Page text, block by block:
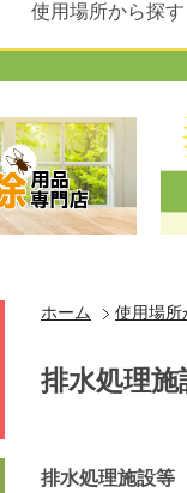
使用場所から探す
ホーム 使用場所
排水処理施
排水処理施設